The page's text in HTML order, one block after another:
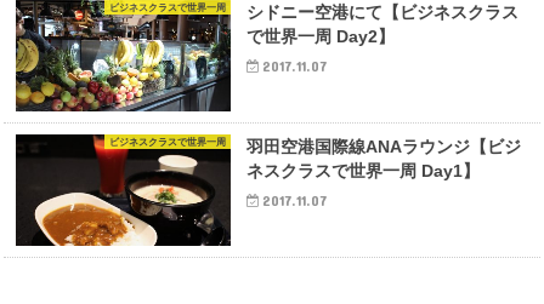
ビジネスクラスで世界一周
シドニー空港にて【ビジネスクラス
で世界一周 Day2】
2017.11.07
ビジネスクラスで世界一周
羽田空港国際線ANAラウンジ【ビジ
ネスクラスで世界一周 Day1】
2017.11.07